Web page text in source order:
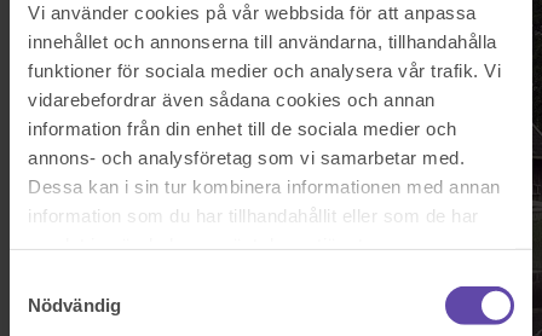
Vi använder cookies på vår webbsida för att anpassa
innehållet och annonserna till användarna, tillhandahålla
funktioner för sociala medier och analysera vår trafik. Vi
vidarebefordrar även sådana cookies och annan
information från din enhet till de sociala medier och
annons- och analysföretag som vi samarbetar med.
Dessa kan i sin tur kombinera informationen med annan
information som du har tillhandahållit eller som de har
Nödvändig